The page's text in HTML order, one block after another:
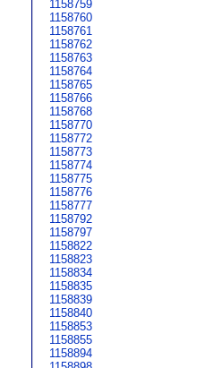
1158759
1158760
1158761
1158762
1158763
1158764
1158765
1158766
1158768
1158770
1158772
1158773
1158774
1158775
1158776
1158777
1158792
1158797
1158822
1158823
1158834
1158835
1158839
1158840
1158853
1158855
1158894